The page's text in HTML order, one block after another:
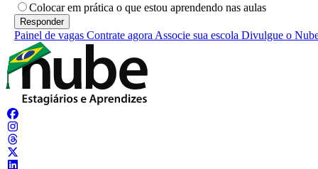
Colocar em prática o que estou aprendendo nas aulas
Painel de vagas Contrate agora Associe sua escola Divulgue o